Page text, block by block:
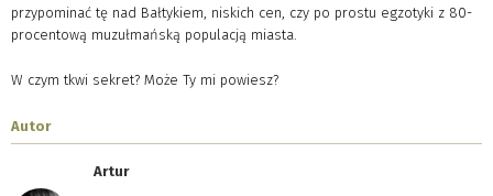
przypominać tę nad Bałtykiem, niskich cen, czy po prostu egzotyki z 80-
procentową muzułmańską populacją miasta.
W czym tkwi sekret? Może Ty mi powiesz?
Autor
Artur